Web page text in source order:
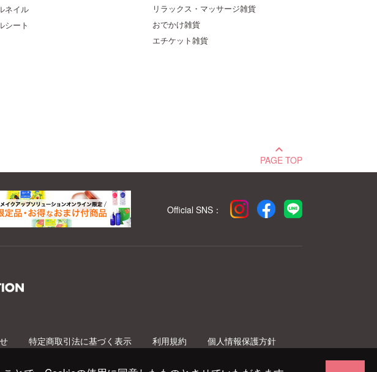
ネイル
シート
リラックス・マッサージ雑貨
おでかけ雑貨
エチケット雑貨
keyboard_arrow_up
PAGE TOP
Official SNS：
特定商取引法に基づく表示 利用規約 個人情報保護方針